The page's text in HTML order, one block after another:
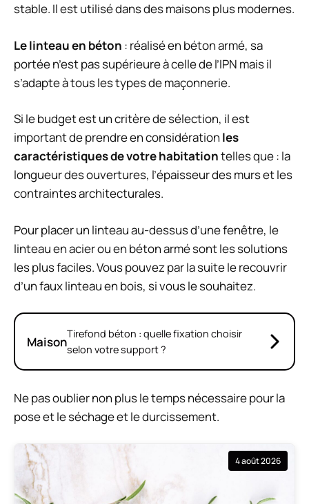
stable. Il est utilisé dans des maisons plus modernes.
Le linteau en béton : réalisé en béton armé, sa
portée n’est pas supérieure à celle de l’IPN mais il
s’adapte à tous les types de maçonnerie.
Si le budget est un critère de sélection, il est
important de prendre en considération les
caractéristiques de votre habitationtelles que : la
longueur des ouvertures, l’épaisseur des murs et les
contraintes architecturales.
Pour placer un linteau au-dessus d’une fenêtre, le
linteau en acier ou en béton armé sont les solutions
les plus faciles. Vous pouvez par la suite le recouvrir
d’un faux linteau en bois, si vous le souhaitez.
MaisonTirefond béton : quelle fixation choisir
selon votre support ?
Ne pas oublier non plus le temps nécessaire pour la
pose et le séchage et le durcissement.
4 août 2026